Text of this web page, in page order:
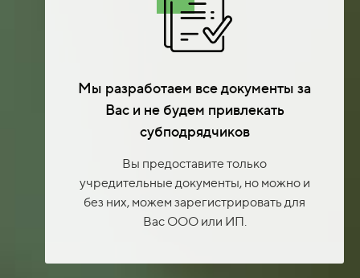
Мы разработаем все документы за
Вас и не будем привлекать
субподрядчиков
Вы предоставите только
учредительные документы, но можно и
без них, можем зарегистрировать для
Вас ООО или ИП.